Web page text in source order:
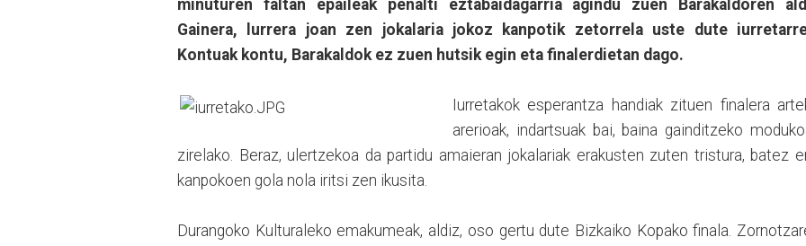
minuturen faltan epaileak penalti eztabaidagarria agindu zuen Barakaldoren
Gainera, lurrera joan zen jokalaria jokoz kanpotik zetorrela uste dute
Kontuak kontu, Barakaldok ez zuen hutsik egin eta finalerdietan dago.
Iurretakok esperantza handiak zituen finalera
arerioak, indartsuak bai, baina gainditzeko
zirelako. Beraz, ulertzekoa da partidu amaieran jokalariak erakusten zuten tristura, batez
kanpokoen gola nola iritsi zen ikusita.
Durangoko Kulturaleko emakumeak, aldiz, oso gertu dute Bizkaiko Kopako finala.